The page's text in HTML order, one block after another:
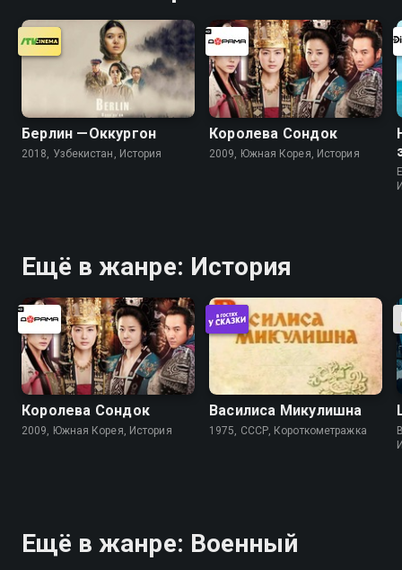
Берлин —Оккургон
2018, Узбекистан, История
Королева Сондок
2009, Южная Корея, История
Ещё в жанре: История
Королева Сондок
2009, Южная Корея, История
Василиса Микулишна
1975, СССР, Короткометражка
Ещё в жанре: Военный